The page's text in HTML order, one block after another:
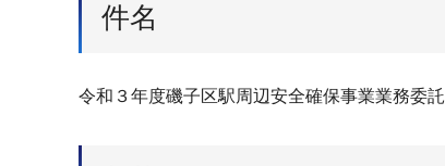
件名
令和３年度磯子区駅周辺安全確保事業業務委託